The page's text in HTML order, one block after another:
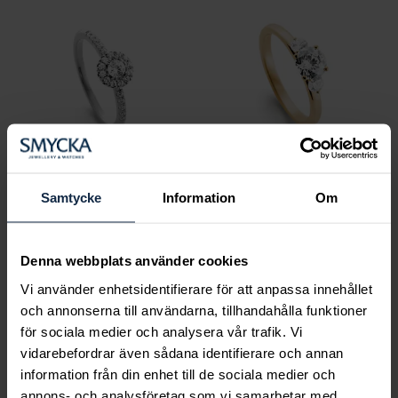
Samtycke Information Om
Denna webbplats använder cookies
Vi använder enhetsidentifierare för att anpassa innehållet
och annonserna till användarna, tillhandahålla funktioner
för sociala medier och analysera vår trafik. Vi
vidarebefordrar även sådana identifierare och annan
information från din enhet till de sociala medier och
annons- och analysföretag som vi samarbetar med.
Classic
Pris:28 080 kr
28 080 kr
grown rödguld
Pris:22 120 kr
22 120 kr